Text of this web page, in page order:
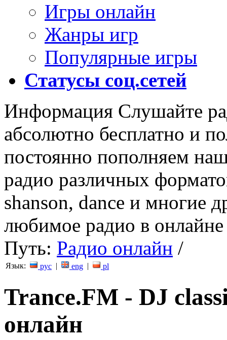
Игры онлайн
Жанры игр
Популярные игры
Статусы соц.сетей
Информация Слушайте
абсолютно бесплатно и
постоянно пополняем
радио различных
shanson, dance и многие
любимое радио в
Путь: Радио онлайн /
Язык: рус | eng | pl
Trance.FM - DJ
онлайн